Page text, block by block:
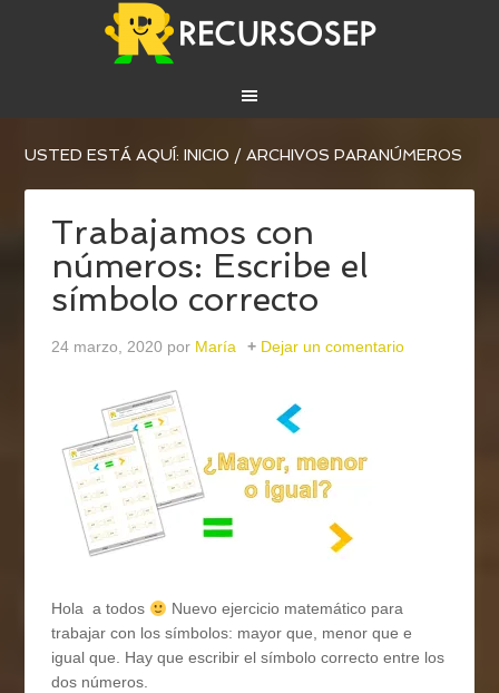
USTED ESTÁ AQUÍ:INICIO / ARCHIVOS PARANÚMEROS
Trabajamos con
números: Escribe el
símbolo correcto
24 marzo, 2020 por María Dejar un comentario
Hola a todos
Nuevo ejercicio matemático para
trabajar con los símbolos: mayor que, menor que e
igual que. Hay que escribir el símbolo correcto entre los
dos números.